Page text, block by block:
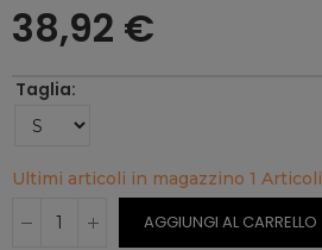
38,92 €
Taglia
Ultimi articoli in magazzino 1 Articoli
AGGIUNGI AL CARRELLO